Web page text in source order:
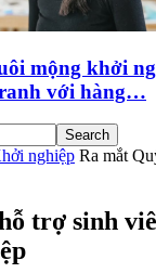
mộng khởi
với hàng…
nghiệp Ra mắt
trợ sinh